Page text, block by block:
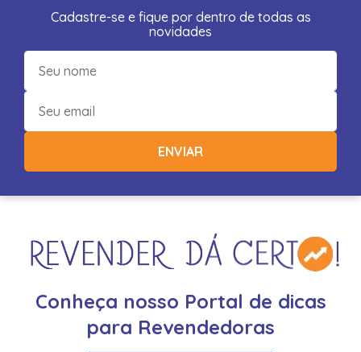
Cadastre-se e fique por dentro de todas as
novidades
ENVIAR
Conheça nosso Portal de dicas
para Revendedoras